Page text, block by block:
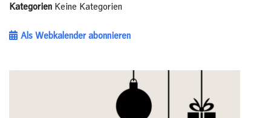
Kategorien Keine Kategorien
Als Webkalender abonnieren